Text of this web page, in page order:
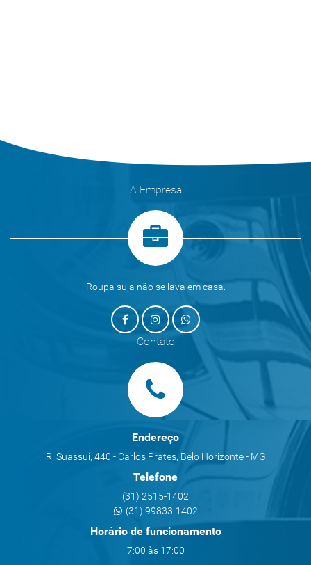
A Empresa
Roupa suja não se lava em casa.
Contato
Endereço
R. Suassuí, 440 - Carlos Prates, Belo Horizonte - MG
Telefone
(31) 2515-1402
(31) 99833-1402
Horário de funcionamento
7:00 às 17:00